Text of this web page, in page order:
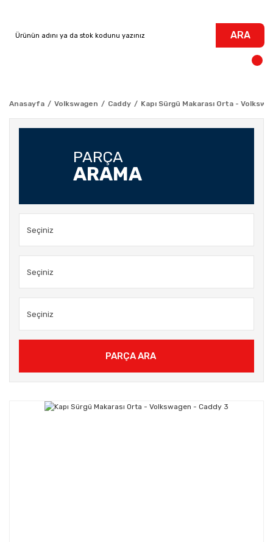
ARA
Anasayfa Volkswagen Caddy Kapı Sürgü Makarası Orta -
PARÇA
ARAMA
PARÇA ARA